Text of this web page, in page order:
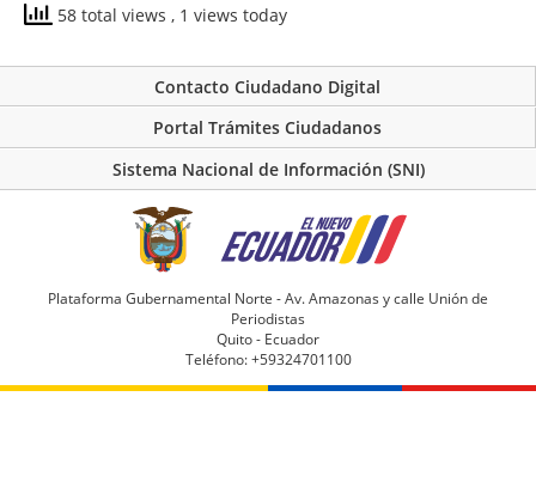
58 total views , 1 views today
Contacto Ciudadano Digital
Portal Trámites Ciudadanos
Sistema Nacional de Información (SNI)
Plataforma Gubernamental Norte - Av. Amazonas y calle Unión de
Periodistas
Quito - Ecuador
Teléfono: +59324701100